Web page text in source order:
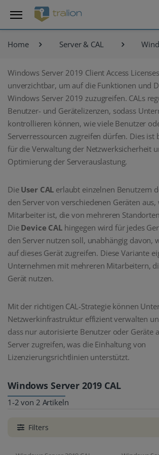
Home Server & CAL
Windows Server 2019 Client Access
unverzichtbar, um auf die Funktionen und
Windows Server 2019 zuzugreifen. CALs
Benutzer- und Gerätelizenzen, sodass
kontrollieren können, wie viele Benutzer
Serverressourcen zugreifen dürfen. Dies ist
für die Verwaltung der Netzwerksicherheit
Optimierung der Serverauslastung.
Die User CAL erlaubt einzelnen Benutzern
den Server von verschiedenen Geräten
Mitarbeiter ist, die von mehreren
Die Device CAL hingegen wird für jedes
den Server nutzen soll, unabhängig davon,
auf dieses Gerät zugreifen. Diese Variante
Unternehmen mit mehreren Mitarbeitern,
Gerät nutzen.
Mit der richtigen CAL-Strategie können
Netzwerkinfrastruktur effizient verwalten
dass nur autorisierte Benutzer oder Geräte
Server zugreifen, was die Einhaltung von
Lizenzierungsrichtlinien unterstützt.
Windows Server 2019 CAL
1-2 von 2 Artikeln
Filters